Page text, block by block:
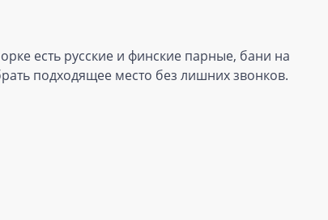
есть русские и финские парные, бани на
подходящее место без лишних звонков.